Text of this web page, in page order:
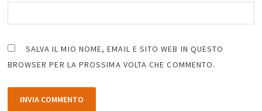
SALVA IL MIO NOME, EMAIL E SITO WEB IN QUESTO
BROWSER PER LA PROSSIMA VOLTA CHE COMMENTO.